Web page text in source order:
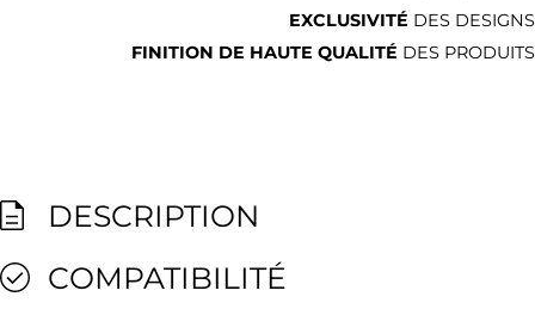
EXCLUSIVITÉ DES DESIGNS
FINITION DE HAUTE QUALITÉ DES PRODUITS
DESCRIPTION
COMPATIBILITÉ